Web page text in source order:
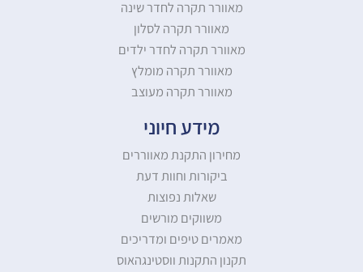
מאוורר תקרה לחדר שינה
מאוורר תקרה לסלון
מאוורר תקרה לחדר ילדים
מאוורר תקרה מומלץ
מאוורר תקרה מעוצב
מידע חיוני
מחירון התקנת מאווררים
ביקורות וחוות דעת
שאלות נפוצות
משווקים מורשים
מאמרים טיפים ומדריכים
תקנון התקנות ווסטינגהאוס